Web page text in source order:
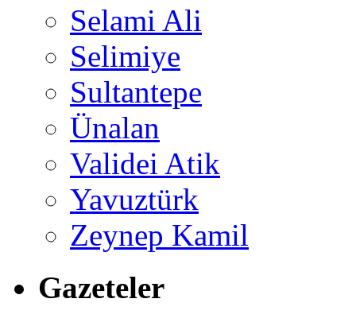
Selami Ali
Selimiye
Sultantepe
Ünalan
Validei Atik
Yavuztürk
Zeynep Kamil
Gazeteler